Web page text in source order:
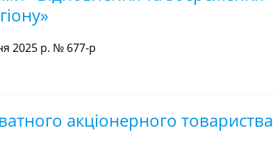
2025 р. № 677-р
акціонерного товариства